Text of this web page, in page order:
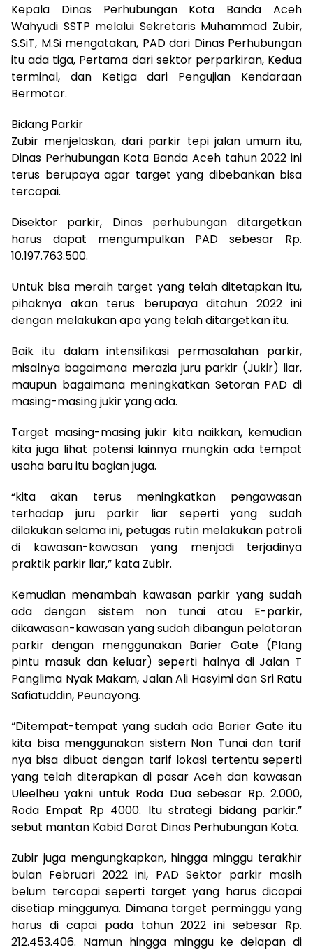
Kepala Dinas Perhubungan Kota Banda Aceh
Wahyudi SSTP melalui Sekretaris Muhammad Zubir,
S.SiT, M.Si mengatakan, PAD dari Dinas Perhubungan
itu ada tiga, Pertama dari sektor perparkiran, Kedua
terminal, dan Ketiga dari Pengujian Kendaraan
Bermotor.
Bidang Parkir
Zubir menjelaskan, dari parkir tepi jalan umum itu,
Dinas Perhubungan Kota Banda Aceh tahun 2022 ini
terus berupaya agar target yang dibebankan bisa
tercapai.
Disektor parkir, Dinas perhubungan ditargetkan
harus dapat mengumpulkan PAD sebesar Rp.
10.197.763.500.
Untuk bisa meraih target yang telah ditetapkan itu,
pihaknya akan terus berupaya ditahun 2022 ini
dengan melakukan apa yang telah ditargetkan itu.
Baik itu dalam intensifikasi permasalahan parkir,
misalnya bagaimana merazia juru parkir (Jukir) liar,
maupun bagaimana meningkatkan Setoran PAD di
masing-masing jukir yang ada.
Target masing-masing jukir kita naikkan, kemudian
kita juga lihat potensi lainnya mungkin ada tempat
usaha baru itu bagian juga.
“kita akan terus meningkatkan pengawasan
terhadap juru parkir liar seperti yang sudah
dilakukan selama ini, petugas rutin melakukan patroli
di kawasan-kawasan yang menjadi terjadinya
praktik parkir liar,” kata Zubir.
Kemudian menambah kawasan parkir yang sudah
ada dengan sistem non tunai atau E-parkir,
dikawasan-kawasan yang sudah dibangun pelataran
parkir dengan menggunakan Barier Gate (Plang
pintu masuk dan keluar) seperti halnya di Jalan T
Panglima Nyak Makam, Jalan Ali Hasyimi dan Sri Ratu
Safiatuddin, Peunayong.
“Ditempat-tempat yang sudah ada Barier Gate itu
kita bisa menggunakan sistem Non Tunai dan tarif
nya bisa dibuat dengan tarif lokasi tertentu seperti
yang telah diterapkan di pasar Aceh dan kawasan
Uleelheu yakni untuk Roda Dua sebesar Rp. 2.000,
Roda Empat Rp 4000. Itu strategi bidang parkir.”
sebut mantan Kabid Darat Dinas Perhubungan Kota.
Zubir juga mengungkapkan, hingga minggu terakhir
bulan Februari 2022 ini, PAD Sektor parkir masih
belum tercapai seperti target yang harus dicapai
disetiap minggunya. Dimana target perminggu yang
harus di capai pada tahun 2022 ini sebesar Rp.
212.453.406. Namun hingga minggu ke delapan di